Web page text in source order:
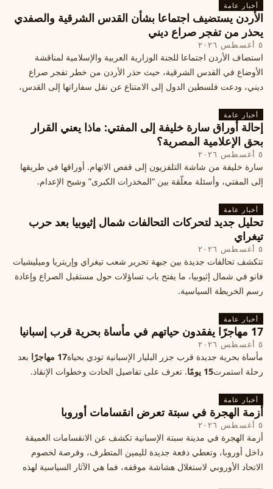
أخبار عامة
الأردن يستضيف اجتماعا بشأن القدس الشرقية والصفدي
يحذر من تفجر صراع ديني
٥ أغسطس ٢٠٢٦
استضاف الأردن اجتماعا للجنة الوزارية العربية والإسلامية لمناقشة
الأوضاع في القدس الشرقية، حيث حذر الأردن من خطر تفجر صراع
ديني، ودعت فلسطين الدول إلى الامتناع عن نقل سفاراتها إلى القدس،
أخبار عامة
إحالة أوراق سارة خليفة إلى المفتي: ماذا يعني القرار
بحق الإعلامية المصرية؟
٥ أغسطس ٢٠٢٦
سارة خليفة من شاشة التلفزيون إلى قفص الاتهام. أوراقها في طريقها
إلى المفتي، وأسئلة معلّقة بين “المخدرات الكبرى” وشبح الإعدام.
أخبار عامة
تحليل جديد لتحركات التحالفات شمال إثيوبيا بعد حرب
تيغراي
٥ أغسطس ٢٠٢٦
تتكشف تحالفات جديدة بين جبهة تحرير شعب تيغراي وإريتريا وميليشيات
فانو في شمال إثيوبيا، ما يفتح باب تساؤلات حول مستقبل الصراع وإعادة
رسم الخريطة السياسية.
أخبار عامة
17 مهاجرًا يفقدون حياتهم في مأساة بحرية قرب إسبانيا
٥ أغسطس ٢٠٢٦
مأساة بحرية جديدة قرب جزر البليار الإسبانية تودي بحياة17 مهاجرًا
بعد
رحلة استمرت15 يومًا . تعرف على تفاصيل الحادث وخطوات الإنقاذ.
أخبار عامة
أزمة الهجرة في سبتة تعرض انقسامات أوروبا
٥ أغسطس ٢٠٢٦
أزمة الهجرة في مدينة سبتة الإسبانية تكشف عن الانقسامات العميقة
داخل أوروبا، وتعطي دفعة جديدة لليمين المتطرف، وفرصة لخصوم
الاتحاد الأوروبي لاستغلال هشاشة موقفه، فما هي الآثار السياسية لهذه